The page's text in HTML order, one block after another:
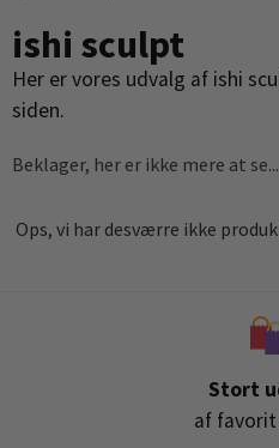
ishi sculpt
Her er vores udvalg af ishi
siden.
Beklager, her er ikke mere at se...
Ops, vi har desværre ikke
Stort
af